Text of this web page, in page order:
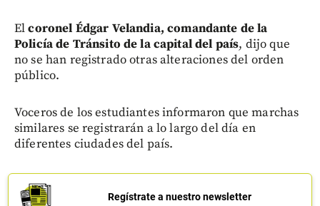
Elcoronel Édgar Velandia, comandante de la
Policía de Tránsito de la capital del país, dijo que
no se han registrado otras alteraciones del orden
público.
Voceros de los estudiantes informaron que marchas
similares se registrarán a lo largo del día en
diferentes ciudades del país.
Regístrate a nuestro newsletter